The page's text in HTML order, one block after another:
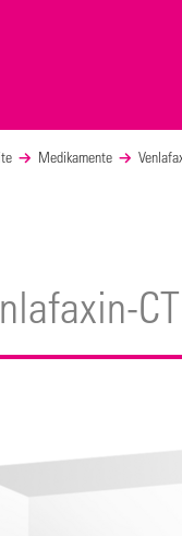
Medikamente